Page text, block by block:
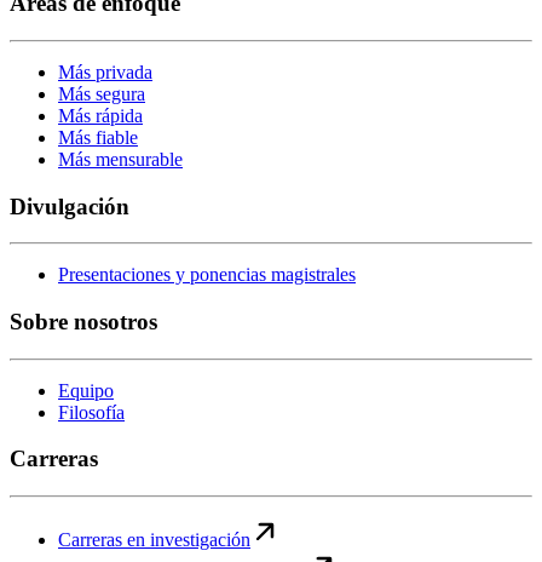
Más privada
Más segura
Más rápida
Más fiable
Más mensurable
Divulgación
Presentaciones y ponencias magistrales
Sobre nosotros
Equipo
Filosofía
Carreras
Carreras en investigación